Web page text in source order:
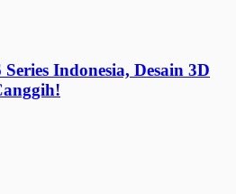
Indonesia, Desain 3D